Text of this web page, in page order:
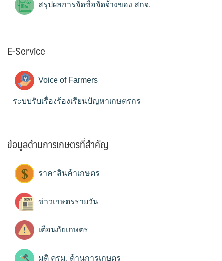
สรุปผลการจัดซื้อจัดจ้างของ สกจ.
E-Service
Voice of Farmers
ระบบรับเรื่องร้องเรียนปัญหาเกษตรกร
ข้อมูลด้านการเกษตรที่สำคัญ
ราคาสินค้าเกษตร
ข่าวเกษตรรายวัน
เตือนภัยเกษตร
มติ ครม. ด้านการเกษตร